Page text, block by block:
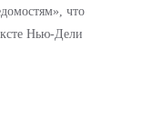
что
Нью-Дели